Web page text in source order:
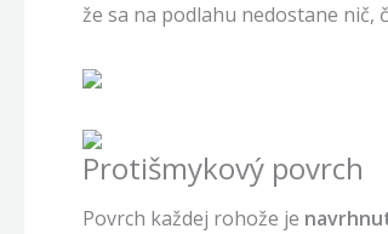
že sa na podlahu nedostane
Protišmykový povrch
Povrch každej rohože je